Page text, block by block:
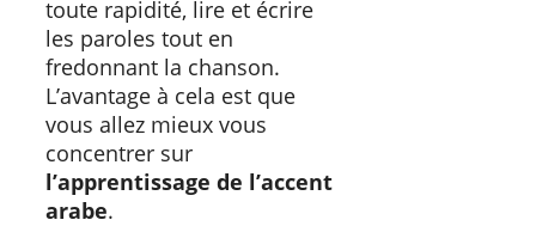
toute rapidité, lire et écrire
les paroles tout en
fredonnant la chanson.
L’avantage à cela est que
vous allez mieux vous
concentrer sur
l’apprentissage de l’accent
arabe.